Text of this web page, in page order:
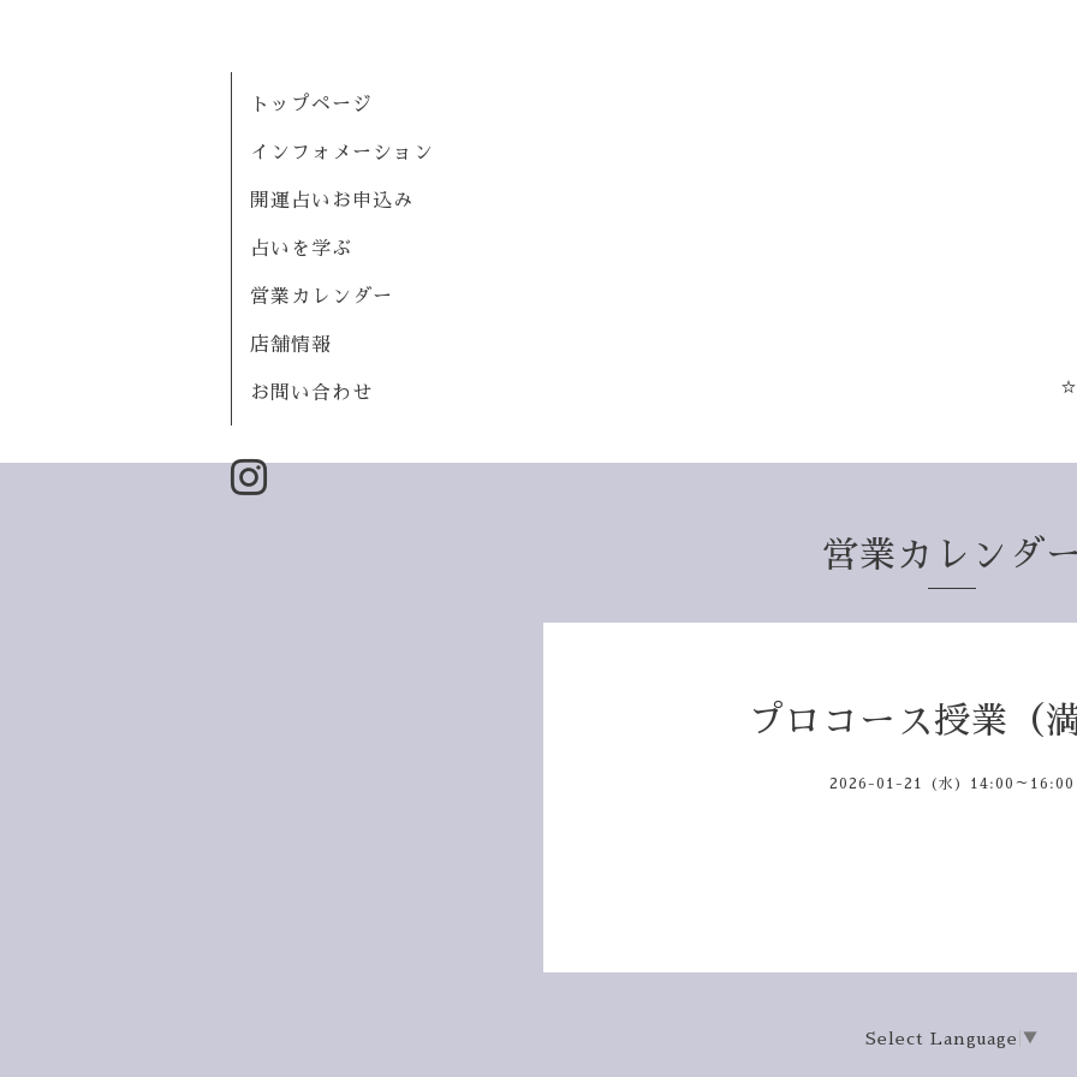
☆
トップページ
インフォメーション
開運占いお申込み
占いを学ぶ
営業カレンダー
店舗情報
お問い合わせ
営業カレンダー
プロコース授業（満
2026-01-21 (水) 14:00～16:00
Select Language ▼